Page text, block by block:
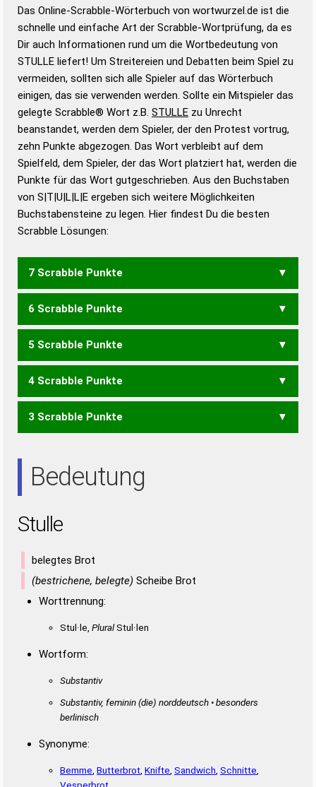
Wortwurzel liefert mit Hilfe eines semantischen
Wortanalyse-Algorithmus gute Anhaltspunkte zu
Wortbedeutung, Worttrennung und Wortform, um die
Gültigkeit eines Wortes für das Scrabble-Spiel zu
bestimmen!
zugelassene Turnier Scrabble-
Wörterbücher sind:
Duden – Standardwerk in 12 Bänden
Duden – Richtiges und gutes
Deutsch
Duden – Die deutsche Grammatik
Duden – Deutsches
Das Online-Scrabble-Wörterbuch von wortwurzel.de ist die
schnelle und einfache Art der Scrabble-Wortprüfung, da es
Dir auch Informationen rund um die Wortbedeutung von
STULLE liefert! Um Streitereien und Debatten beim Spiel zu
vermeiden, sollten sich alle Spieler auf das Wörterbuch
einigen, das sie verwenden werden. Sollte ein Mitspieler das
gelegte Scrabble® Wort z.B. STULLE zu Unrecht
beanstandet, werden dem Spieler, der den Protest vortrug,
zehn Punkte abgezogen. Das Wort verbleibt auf dem
Spielfeld, dem Spieler, der das Wort platziert hat, werden die
Punkte für das Wort gutgeschrieben. Aus den Buchstaben
von S|T|U|L|L|E ergeben sich weitere Möglichkeiten
Buchstabensteine zu legen. Hier findest Du die besten
Scrabble Lösungen:
7 Scrabble Punkte
STELL
6 Scrabble Punkte
LUSET LUSTE
5 Scrabble Punkte
LEST LUES LUSE LUST
4 Scrabble Punkte
LET LEU LUS UTES
3 Scrabble Punkte
Bedeutung
Stulle
belegtes Brot
(bestrichene, belegte) Scheibe Brot
Worttrennung:
Stul·le, PluralStul·len
Wortform:
Substantiv
Substantiv, feminin(die) norddeutsch • besonders
berlinisch
Synonyme:
Bemme Butterbrot Knifte Sandwich Schnitte